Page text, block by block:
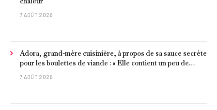
7 AOÛT 2026
Adora, grand-mère cuisinière, à propos de sa sauce secrète
pour les boulettes de viande : « Elle contient un peu de
curcuma, du poivre, une poignée d'amandes et des tomates
7 AOÛT 2026